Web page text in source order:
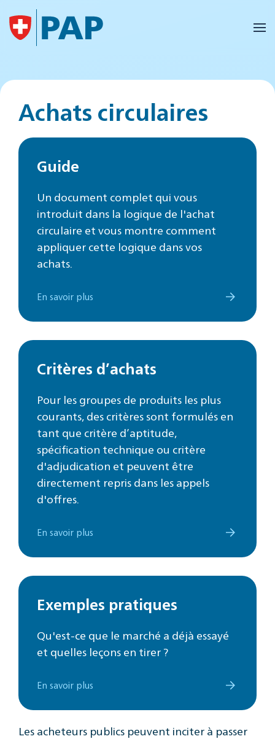
Accéder au contenu principal
Achats circulaires
Guide
Un document complet qui vous
introduit dans la logique de l'achat
circulaire et vous montre comment
appliquer cette logique dans vos
achats.
En savoir plus
Critères d’achats
Pour les groupes de produits les plus
courants, des critères sont formulés en
tant que critère d’aptitude,
spécification technique ou critère
d'adjudication et peuvent être
directement repris dans les appels
d'offres.
En savoir plus
Exemples pratiques
Qu'est-ce que le marché a déjà essayé
et quelles leçons en tirer ?
En savoir plus
Les acheteurs publics peuvent inciter à passer